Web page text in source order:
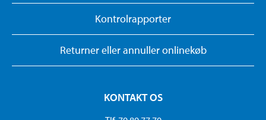
Kontrolrapporter
Returner eller annuller onlinekøb
KONTAKT OS